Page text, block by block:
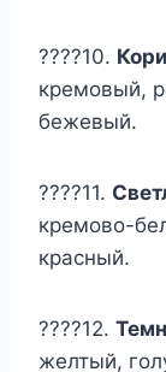
????10.
кремовый,
бежевый.
????11.
кремово-
красный.
????12.
желтый,